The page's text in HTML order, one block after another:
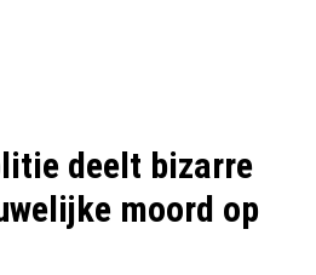
deelt bizarre
moord op